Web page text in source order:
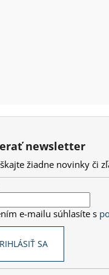
newsletter
žiadne novinky či
e-mailu súhlasíte s
SA